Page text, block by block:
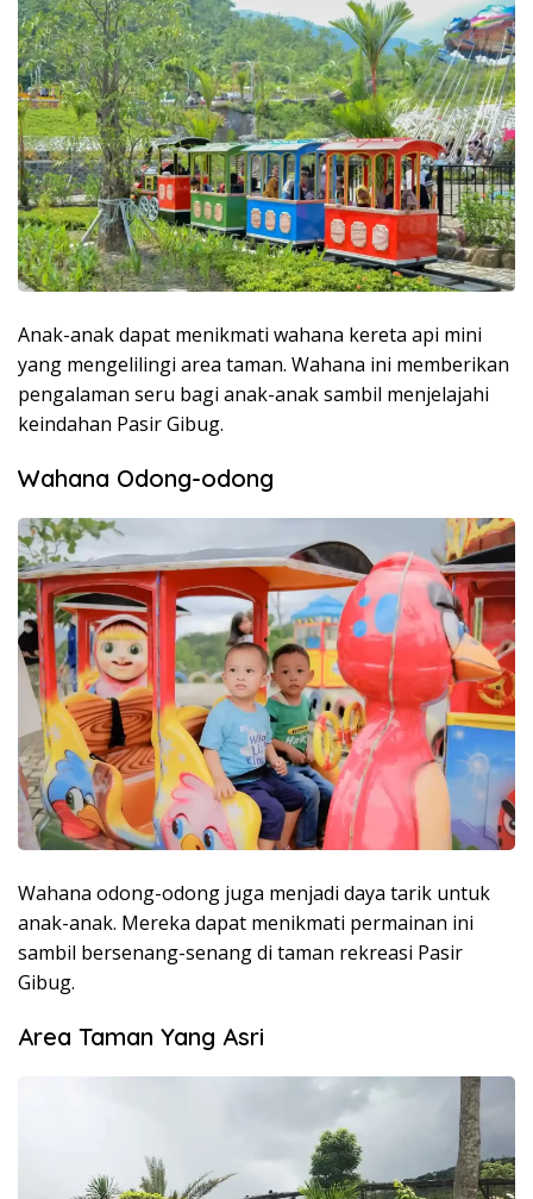
Anak-anak dapat menikmati wahana kereta api mini
yang mengelilingi area taman. Wahana ini memberikan
pengalaman seru bagi anak-anak sambil menjelajahi
keindahan Pasir Gibug.
Wahana Odong-odong
Wahana odong-odong juga menjadi daya tarik untuk
anak-anak. Mereka dapat menikmati permainan ini
sambil bersenang-senang di taman rekreasi Pasir
Gibug.
Area Taman Yang Asri